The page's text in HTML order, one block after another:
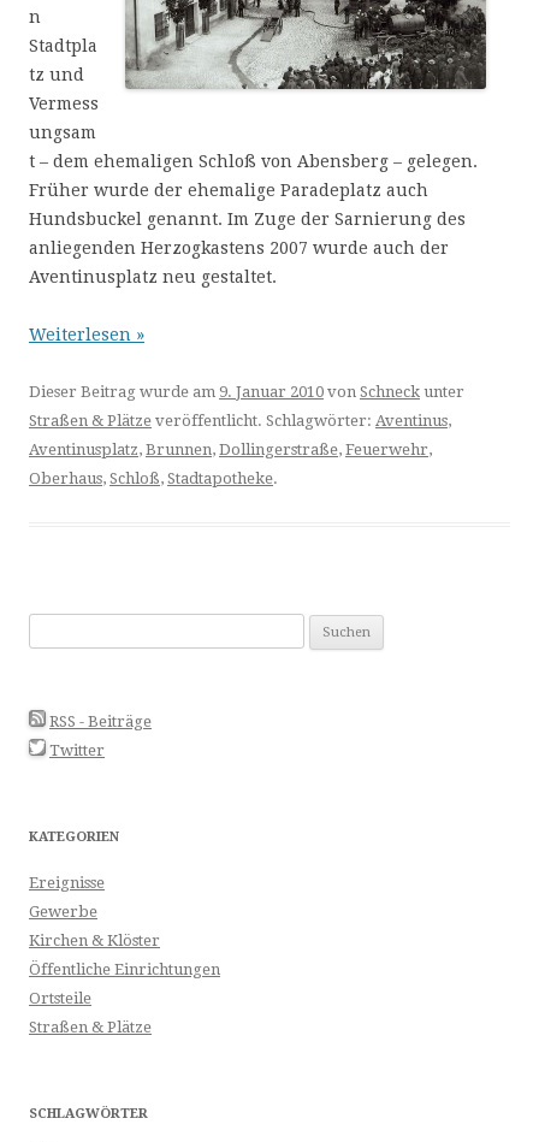
n
Stadtpla
tz und
Vermess
ungsam
t – dem ehemaligen Schloß von Abensberg – gelegen.
Früher wurde der ehemalige Paradeplatz auch
Hundsbuckel genannt. Im Zuge der Sarnierung des
anliegenden Herzogkastens 2007 wurde auch der
Aventinusplatz neu gestaltet.
Weiterlesen »
Dieser Beitrag wurde am 9. Januar 2010 von Schneck unter
Straßen & Plätze veröffentlicht. Schlagwörter: Aventinus,
Aventinusplatz, Brunnen, Dollingerstraße, Feuerwehr,
Oberhaus, Schloß, Stadtapotheke.
RSS - Beiträge
Twitter
KATEGORIEN
Ereignisse
Gewerbe
Kirchen & Klöster
Öffentliche Einrichtungen
Ortsteile
Straßen & Plätze
SCHLAGWÖRTER